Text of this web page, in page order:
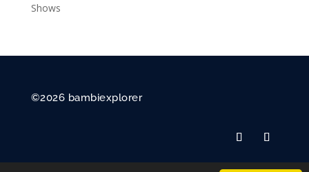
Shows
©2026 bambiexplorer